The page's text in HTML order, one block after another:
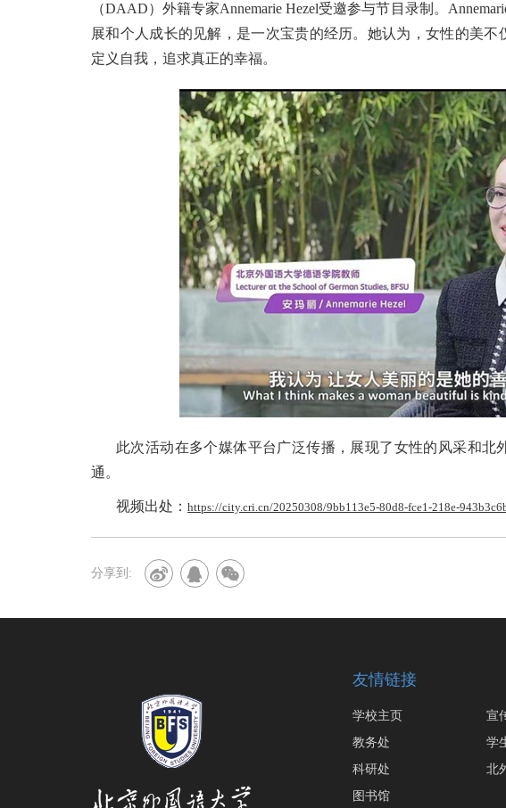
（DAAD）外籍专家Annemarie Hezel受邀参与节目录制。
展和个人成长的见解，是一次宝贵的经历。她认为，女性的美
定义自我，追求真正的幸福。
此次活动在多个媒体平台广泛传播，展现了女性的风采和
通。
视频出处： https://city.cri.cn/20250308/9bb113e5-80d8-fce1-218e-
分享到:
友情链接
学校主页 宣
教务处
学
科研处
北
图书馆